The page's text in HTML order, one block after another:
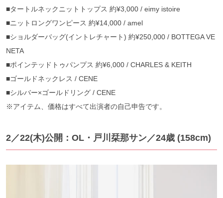
■タートルネックニットトップス 約¥3,000 / eimy istoire
■ニットロングワンピース 約¥14,000 / amel
■ショルダーバッグ(イントレチャート) 約¥250,000 / BOTTEGA VE
NETA
■ポインテッドトゥパンプス 約¥6,000 / CHARLES & KEITH
■ゴールドネックレス / CENE
■シルバー×ゴールドリング / CENE
※アイテム、価格はすべて出演者の自己申告です。
2／22(木)公開：OL・戸川栞那サン ／24歳 (158cm)